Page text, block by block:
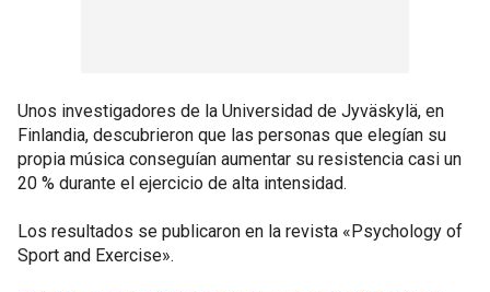
Unos investigadores de la Universidad de Jyväskylä, en
Finlandia, descubrieron que las personas que elegían su
propia música conseguían aumentar su resistencia casi un
20 % durante el ejercicio de alta intensidad.
Los resultados se publicaron en la revista «Psychology of
Sport and Exercise».